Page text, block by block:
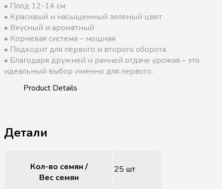
• Плод 12-14 см
• Красивый и насыщенный зеленый цвет
• Вкусный и ароматный
• Корневая система – мощная
• Подходит для первого и второго оборота.
• Благодаря дружней и ранней отдаче урожая – это
идеальный выбор именно для первого.
Детали
Кол-во семян /
Вес семян
25 шт